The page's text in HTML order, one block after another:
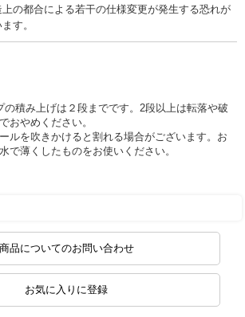
の都合による若干の仕様変更が発生する恐れが
す。
積み上げは２段までです。2段以上は転落や破
おやめください。
ルを吹きかけると割れる場合がございます。お
で薄くしたものをお使いください。
商品についてのお問い合わせ
お気に入りに登録